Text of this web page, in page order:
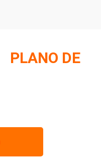
PLANO DE